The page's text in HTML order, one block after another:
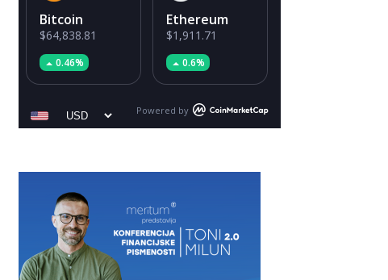
Bitcoin
$64,838.81
0.46%
Ethereum
$1,911.71
0.6%
Powered by